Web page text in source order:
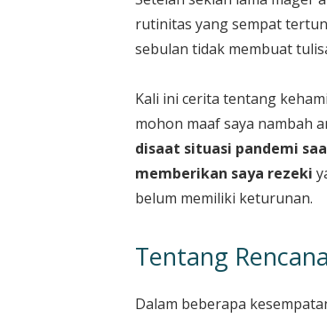
rutinitas yang sempat
sebulan tidak membuat
Kali ini cerita tentang
mohon maaf saya nambah
disaat situasi pandemi
memberikan saya rezeki
belum memiliki keturunan.
Tentang
Dalam beberapa